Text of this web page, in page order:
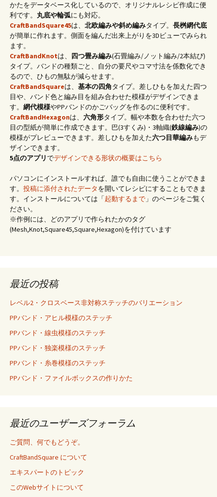
かたをデータベース化しているので、オリジナルレシピ作成に便
利です。 丸底や輪弧にも対応。
CraftBandSquare45は、 北欧編みや斜め編みタイプ。 長桝網代底
が簡単に作れます。側面を編んだ出来上がりを3Dビューでみられ
ます。
CraftBandKnotは、 四つ畳み編み(石畳編み/ノット編み/2本結び)
タイプ。バンドの種類ごと、自分の要尺やコマ寸法を係数化でき
るので、ひもの無駄が減らせます。
CraftBandSquareは、 基本の四角タイプ。差しひもを加えた四つ
目や、バンド色と編み目を組み合わせた模様がデザインできま
す。 網代模様やPPバンドのかごバッグを作るのに便利です。
CraftBandHexagonは、 六角形タイプ。幅や本数を合わせた六つ
目の型紙が簡単に作成できます。巴(3すくみ)・3軸織(鉄線編み)の
模様がプレビューできます。差しひもを加えた六つ目華編みもデ
ザインできます。
5点のアプリ でデザインできる形状の概要はこちら
パソコンにインストールすれば、誰でも自由に使うことができま
す。 投稿に添付されたデータを開いてレシピにすることもできま
す。インストールについては「起動するまで 」のページをご覧く
ださい。
※作例には、どのアプリで作られたかのタグ
(Mesh,Knot,Square45,Square,Hexagon)を付けています
最近の投稿
レベル2・クロスベース非対称ステッチのバリエーション
PPバンド・アヒル模様のステッチ
PPバンド・線虫模様のステッチ
PPバンド・独楽模様のステッチ
PPバンド・糸巻模様のステッチ
PPバンド・ファイルボックスの作りかた
最近のユーザーズフォーラム
ご質問、何でもどうぞ。
CraftBandSquare について
エキスパートのトピック
このWebサイトについて